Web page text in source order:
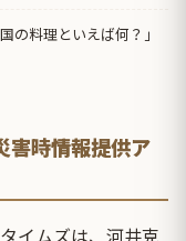
の料理といえば何？」
害時情報提供ア
イムズは、河井克